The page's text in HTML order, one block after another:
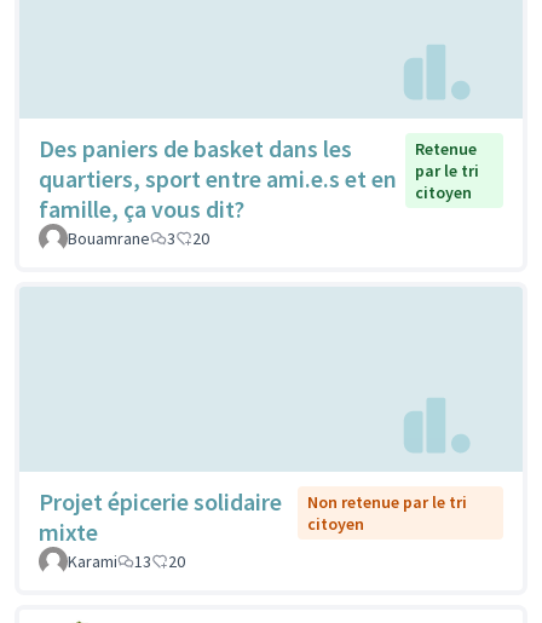
Des paniers de basket dans les
quartiers, sport entre ami.e.s et en
famille, ça vous dit?
Retenue
par le tri
citoyen
Bouamrane 3 20
Projet épicerie solidaire
mixte
Non retenue par le tri
citoyen
Karami
13 20